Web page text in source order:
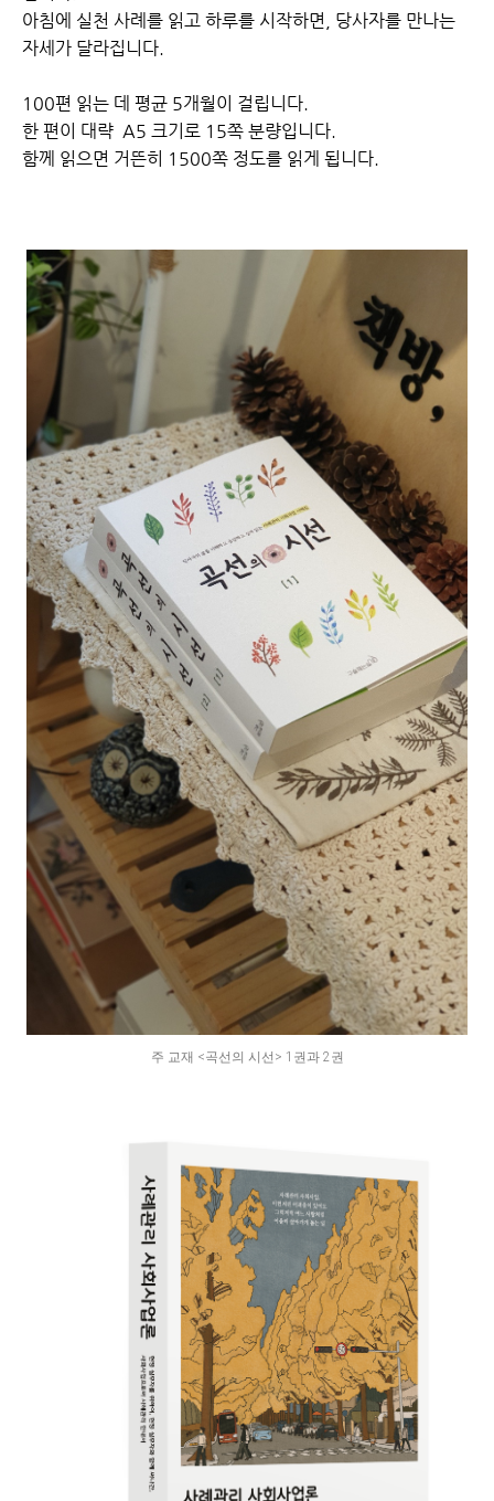
아침에 실천 사례를 읽고 하루를 시작하면, 당사자를 만나는
자세가 달라집니다.
100편 읽는 데 평균 5개월이 걸립니다.
한 편이 대략 A5 크기로 15쪽 분량입니다.
함께 읽으면 거뜬히 1500쪽 정도를 읽게 됩니다.
주 교재 <곡선의 시선> 1권과 2권